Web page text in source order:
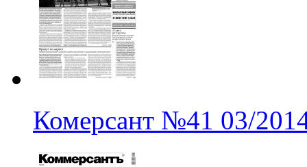
Комерсант №41 03/